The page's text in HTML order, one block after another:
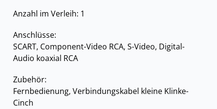
Anzahl im Verleih: 1
Anschlüsse:
SCART, Component-Video RCA, S-Video, Digital-
Audio koaxial RCA
Zubehör:
Fernbedienung, Verbindungskabel kleine Klinke-
Cinch